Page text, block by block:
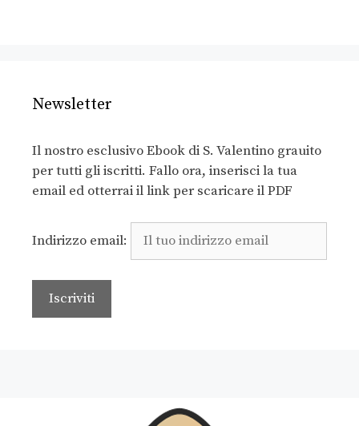
Newsletter
Il nostro esclusivo Ebook di S. Valentino grauito
per tutti gli iscritti. Fallo ora, inserisci la tua
email ed otterrai il link per scaricare il PDF
Indirizzo email: